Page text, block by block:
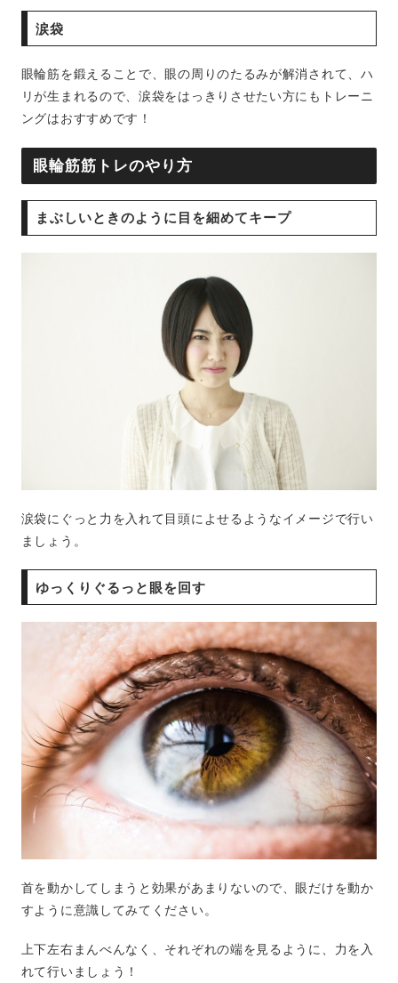
涙袋
眼輪筋を鍛えることで、眼の周りのたるみが解消されて、ハ
リが生まれるので、涙袋をはっきりさせたい方にもトレーニ
ングはおすすめです！
眼輪筋筋トレのやり方
まぶしいときのように目を細めてキープ
涙袋にぐっと力を入れて目頭によせるようなイメージで行い
ましょう。
ゆっくりぐるっと眼を回す
首を動かしてしまうと効果があまりないので、眼だけを動か
すように意識してみてください。
上下左右まんべんなく、それぞれの端を見るように、力を入
れて行いましょう！